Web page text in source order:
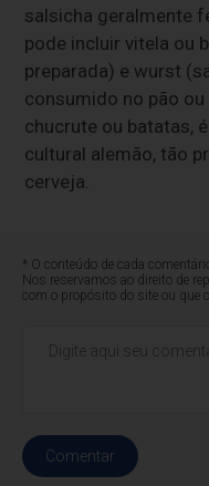
salsicha geralmente
pode incluir vitela ou
preparada) e wurst
consumido no pão
chucrute ou batatas,
cultural alemão, tão
cerveja.
* O conteúdo de cada
Nos reservamos ao direito de
com o propósito do site ou que
Comentar